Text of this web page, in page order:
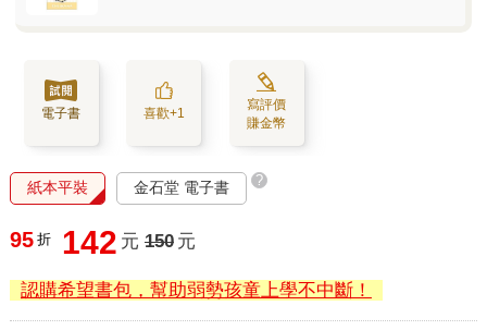
電子書 喜歡+1
寫評價
賺金幣
紙本平裝 金石堂 電子書 ?
95 折 142 元 150 元
認購希望書包，幫助弱勢孩童上學不中斷！